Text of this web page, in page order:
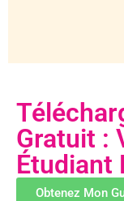
Gratuit :
Étudiant
Obtenez Mon